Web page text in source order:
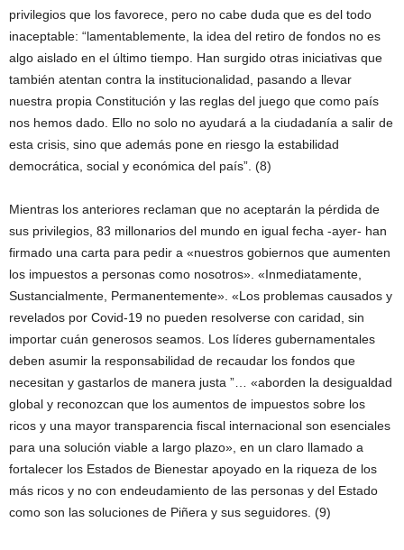
privilegios que los favorece, pero no cabe duda que es del todo
inaceptable: “lamentablemente, la idea del retiro de fondos no es
algo aislado en el último tiempo. Han surgido otras iniciativas que
también atentan contra la institucionalidad, pasando a llevar
nuestra propia Constitución y las reglas del juego que como país
nos hemos dado. Ello no solo no ayudará a la ciudadanía a salir de
esta crisis, sino que además pone en riesgo la estabilidad
democrática, social y económica del país”. (8)
Mientras los anteriores reclaman que no aceptarán la pérdida de
sus privilegios, 83 millonarios del mundo en igual fecha -ayer- han
firmado una carta para pedir a «nuestros gobiernos que aumenten
los impuestos a personas como nosotros». «Inmediatamente,
Sustancialmente, Permanentemente». «Los problemas causados y
revelados por Covid-19 no pueden resolverse con caridad, sin
importar cuán generosos seamos. Los líderes gubernamentales
deben asumir la responsabilidad de recaudar los fondos que
necesitan y gastarlos de manera justa ”… «aborden la desigualdad
global y reconozcan que los aumentos de impuestos sobre los
ricos y una mayor transparencia fiscal internacional son esenciales
para una solución viable a largo plazo», en un claro llamado a
fortalecer los Estados de Bienestar apoyado en la riqueza de los
más ricos y no con endeudamiento de las personas y del Estado
como son las soluciones de Piñera y sus seguidores. (9)